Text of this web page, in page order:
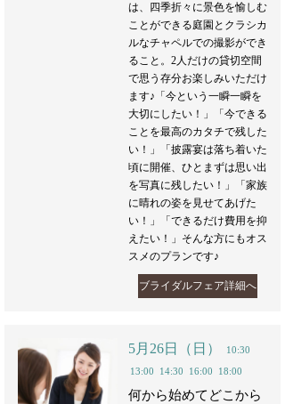
は、四季折々に景色を愉しむ
ことができる庭園とクラシカ
ルなチャペルでの撮影ができ
ること。2人だけの貸切空間
で思う存分お楽しみいただけ
ます♪「今という一瞬一瞬を
大切にしたい！」「今できる
ことを最高のカタチで残した
い！」「披露宴は落ち着いた
頃に開催、ひとまずは思い出
を写真に残したい！」「家族
に晴れの姿を見せてあげた
い！」「できるだけ費用を抑
えたい！」そんな方にもオス
スメのプランです♪
ブライダルフェア詳細へ
5月26日（日）
10:30
13:00
14:30 16:00 18:00
何から始めてどこから